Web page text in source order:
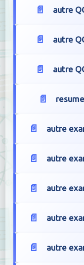
autre
autre
autre
autre
autre
autre
autre
autre